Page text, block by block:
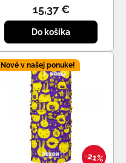
15,37 €
Do košíka
21%
Nové v našej ponuke!